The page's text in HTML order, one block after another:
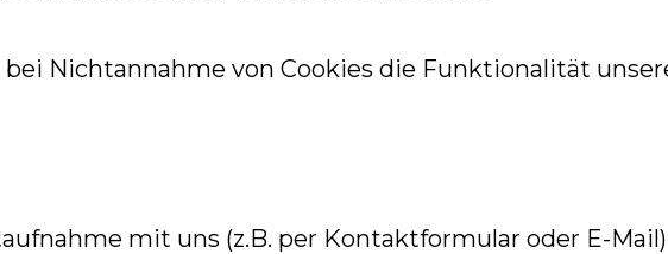
bei Nichtannahme von Cookies die Funktionalität
mit uns (z.B. per Kontaktformular oder E-